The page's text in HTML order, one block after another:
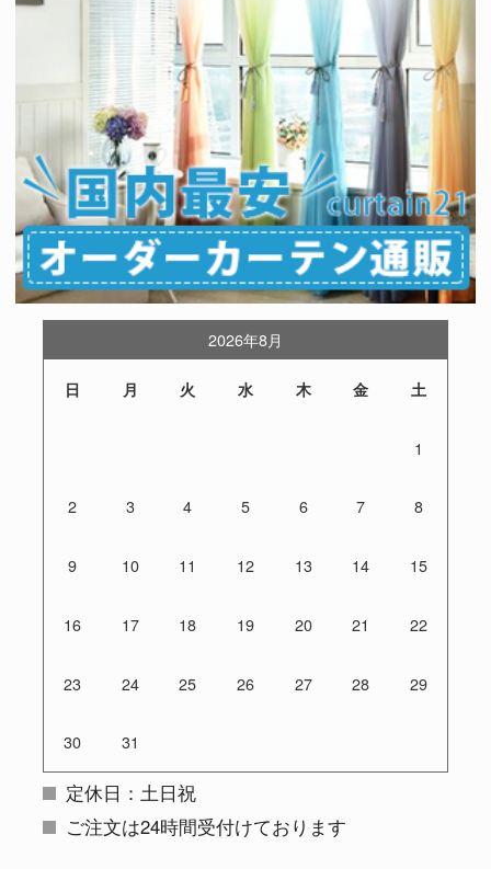
2026年8月
日 月 火 水 木 金 土
1
2 3 4 5 6 7 8
9 10 11 12 13 14 15
16 17 18 19 20 21 22
23 24 25 26 27 28 29
30 31
定休日：土日祝
ご注文は24時間受付けております